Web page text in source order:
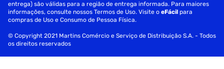
entrega) são válidas para a região de entrega informada. Para maiores
informações, consulte nossos Termos de Uso. Visite oeFácil para
compras de Uso e Consumo de Pessoa Física.
© Copyright 2021 Martins Comércio e Serviço de Distribuição S.A. - Todos
os direitos reservados